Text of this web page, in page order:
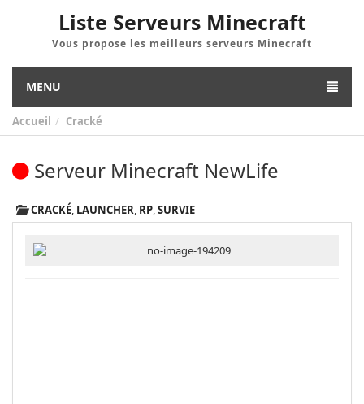
Liste Serveurs Minecraft
Vous propose les meilleurs serveurs Minecraft
MENU
Accueil Cracké
Serveur Minecraft NewLife
CRACKÉ, LAUNCHER, RP,SURVIE